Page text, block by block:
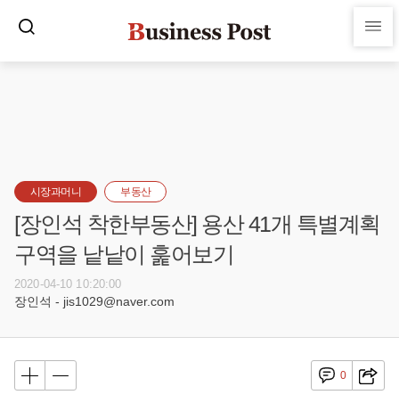
시장과머니 부동산
[장인석 착한부동산] 용산 41개 특별계획
구역을 낱낱이 훑어보기
2020-04-10 10:20:00
장인석 - jis1029@naver.com
0